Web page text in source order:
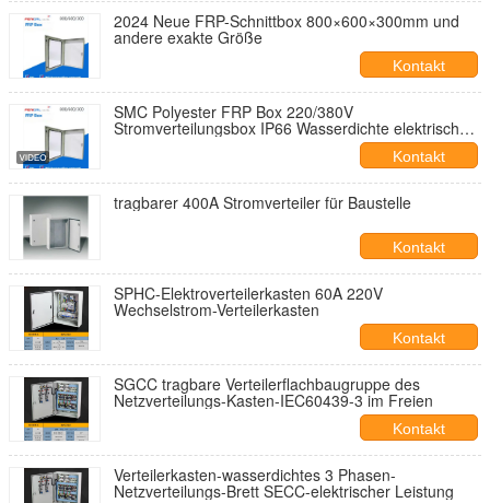
2024 Neue FRP-Schnittbox 800×600×300mm und
andere exakte Größe
Kontakt
SMC Polyester FRP Box 220/380V
Stromverteilungsbox IP66 Wasserdichte elektrische
Kontakt
tragbarer 400A Stromverteiler für Baustelle
Kontakt
SPHC-Elektroverteilerkasten 60A 220V
Wechselstrom-Verteilerkasten
Kontakt
SGCC tragbare Verteilerflachbaugruppe des
Netzverteilungs-Kasten-IEC60439-3 im Freien
Kontakt
Verteilerkasten-wasserdichtes 3 Phasen-
Netzverteilungs-Brett SECC-elektrischer Leistung